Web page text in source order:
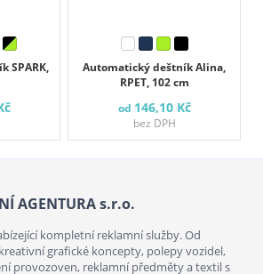
SPARK,
Automatický deštník Alina,
RPET, 102 cm
od 146,10 Kč
bez DPH
AGENTURA s.r.o.
kompletní reklamní služby. Od
grafické koncepty, polepy vozidel,
provozoven, reklamní předměty a textil s